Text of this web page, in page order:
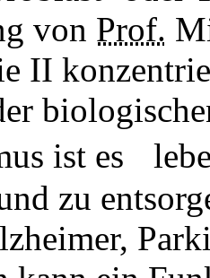
von Prof.
II
ist es
zu